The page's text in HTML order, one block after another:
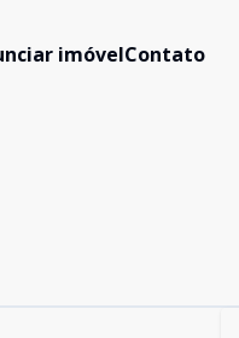
imóvelContato